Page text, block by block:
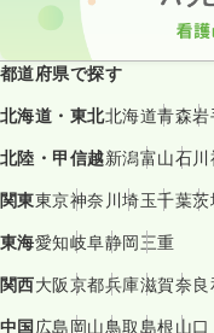
都道府県で探す
北海道・東北北海道青森岩
北陸・甲信越新潟富山石川
関東東京神奈川埼玉千葉茨
東海愛知岐阜静岡三重
関西大阪京都兵庫滋賀奈良
中国広島岡山鳥取島根山口